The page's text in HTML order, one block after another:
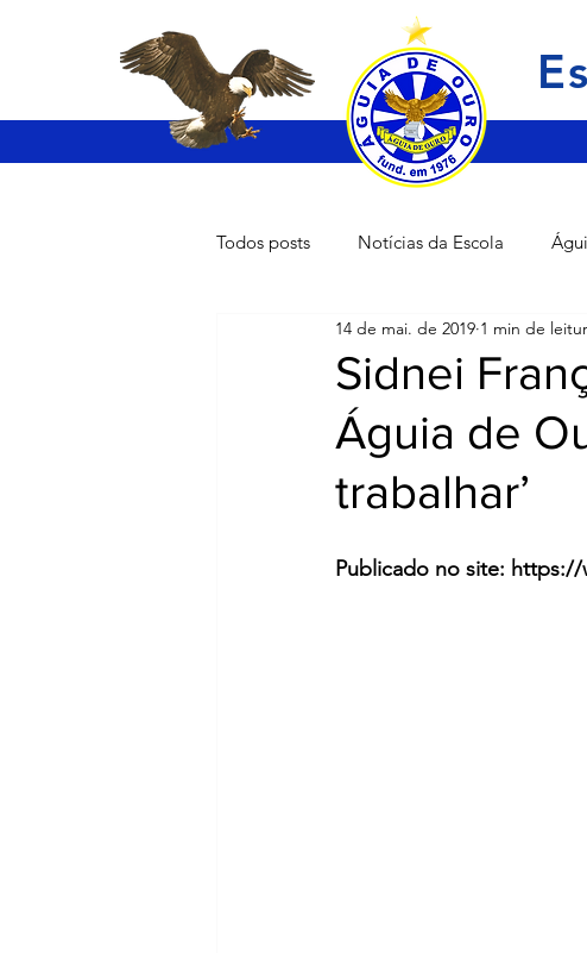
Todos posts Notícias da Escola
Sidnei
Águia de
trabalhar’
14 de mai. de 2019 1 min de
Publicado no site: https://